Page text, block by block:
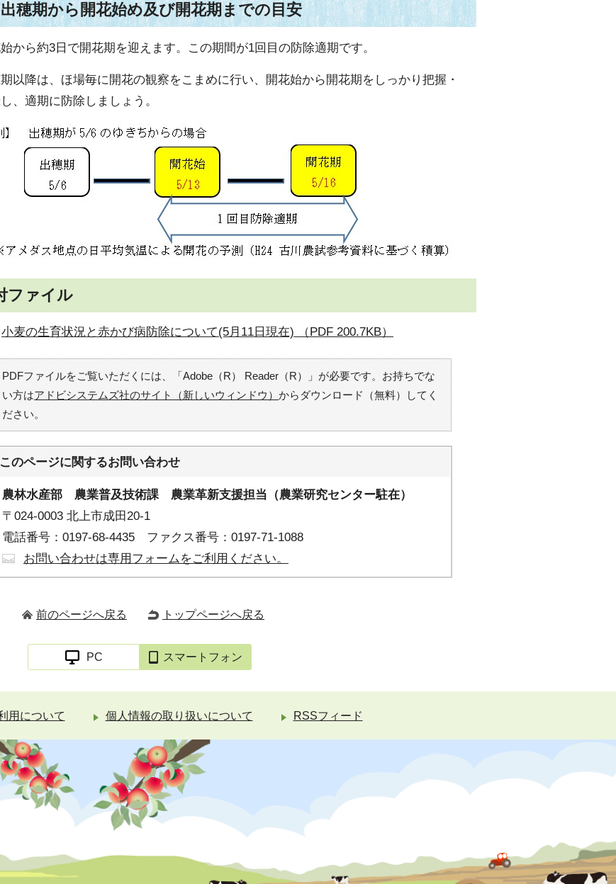
穂期から開花始め及び開花期までの目安
から約3日で開花期を迎えます。この期間が1回目の防除適期です。
以降は、ほ場毎に開花の観察をこまめに行い、開花始から開花期をしっかり把握・
、適期に防除しましょう。
ファイル
小麦の生育状況と赤かび病防除について(5月11日現在) （PDF 200.7KB）
PDFファイルをご覧いただくには、「Adobe（R） Reader（R）」が必要です。お持ちでな
い方はアドビシステムズ社のサイト（新しいウィンドウ） からダウンロード（無料）してく
ださい。
このページに関するお問い合わせ
農林水産部 農業普及技術課農業革新支援担当（農業研究センター駐在）
〒024-0003 北上市成田20-1
電話番号：0197-68-4435 ファクス番号：0197-71-1088
お問い合わせは専用フォームをご利用ください。
前のページへ戻る トップページへ戻る
PC スマートフォン
用について 個人情報の取り扱いについて RSSフィード